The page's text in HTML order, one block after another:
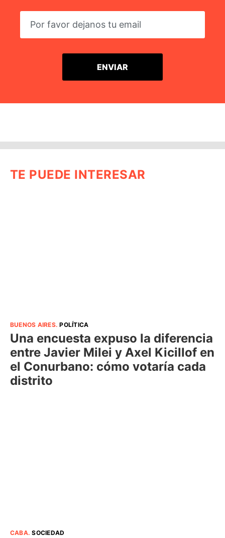
TE PUEDE INTERESAR
BUENOS AIRES.POLÍTICA
Una encuesta expuso la diferencia
entre Javier Milei y Axel Kicillof en
el Conurbano: cómo votaría cada
distrito
CABA.SOCIEDAD